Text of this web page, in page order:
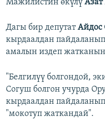
Мажилистин өкүлү
Дагы бир депутатАйдос
кырдаалдан
амалын издеп
"Белгилүү болгондой,
Согуш болгон учурда
кырдаалдан
"мокотуп жаткандай".